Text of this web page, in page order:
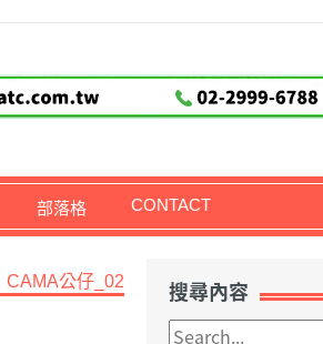
部落格 CONTACT
CAMA公仔_02 搜尋內容